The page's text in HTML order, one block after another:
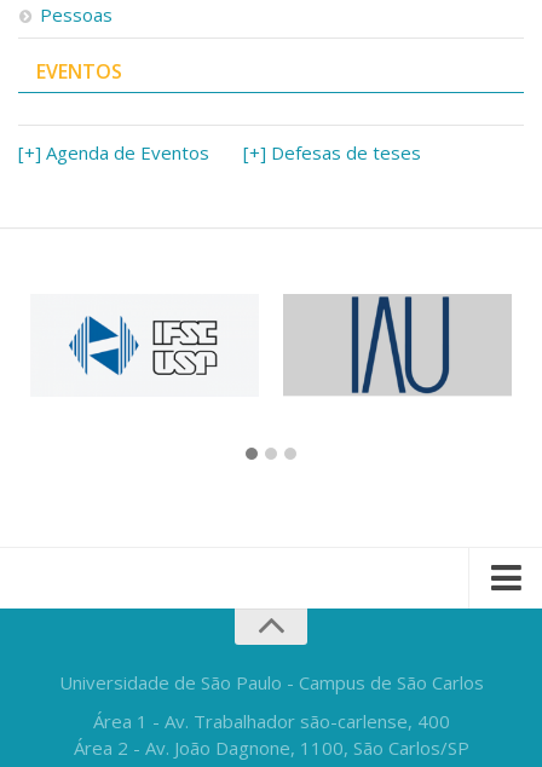
Pessoas
EVENTOS
[+] Agenda de Eventos [+] Defesas de teses
Universidade de São Paulo - Campus de São Carlos
Área 1 - Av. Trabalhador são-carlense, 400
Área 2 - Av. João Dagnone, 1100, São Carlos/SP